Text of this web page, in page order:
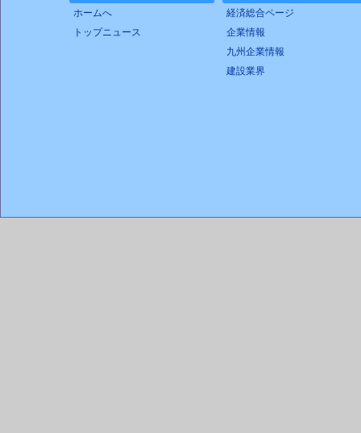
ホームへ
トップニュース
経済総合ページ
企業情報
九州企業情報
建設業界